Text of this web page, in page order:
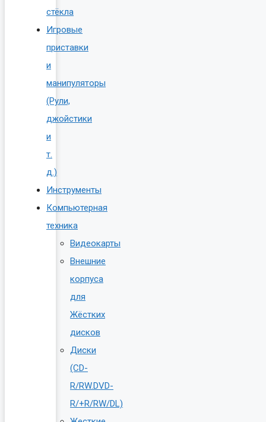
стёкла
Игровые
приставки
и
манипуляторы
(Рули,
джойстики
и
т.
д.)
Инструменты
Компьютерная
техника
Видеокарты
Внешние
корпуса
для
Жёстких
дисков
Диски
(CD-
R/RW.DVD-
R/+R/RW/DL)